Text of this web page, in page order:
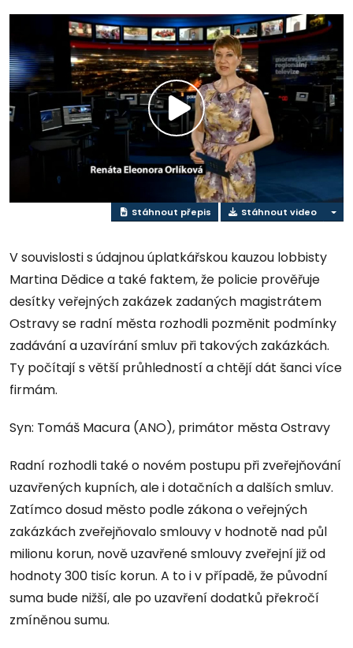
Přehrát
video
Stáhnout přepis Stáhnout video
V souvislosti s údajnou úplatkářskou kauzou lobbisty
Martina Dědice a také faktem, že policie prověřuje
desítky veřejných zakázek zadaných magistrátem
Ostravy se radní města rozhodli pozměnit podmínky
zadávání a uzavírání smluv při takových zakázkách.
Ty počítají s větší průhledností a chtějí dát šanci více
firmám.
Syn: Tomáš Macura (ANO), primátor města Ostravy
Radní rozhodli také o novém postupu při zveřejňování
uzavřených kupních, ale i dotačních a dalších smluv.
Zatímco dosud město podle zákona o veřejných
zakázkách zveřejňovalo smlouvy v hodnotě nad půl
milionu korun, nově uzavřené smlouvy zveřejní již od
hodnoty 300 tisíc korun. A to i v případě, že původní
suma bude nižší, ale po uzavření dodatků překročí
zmíněnou sumu.